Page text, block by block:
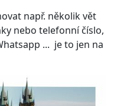
např. několik vět
nebo telefonní číslo,
... je to jen na